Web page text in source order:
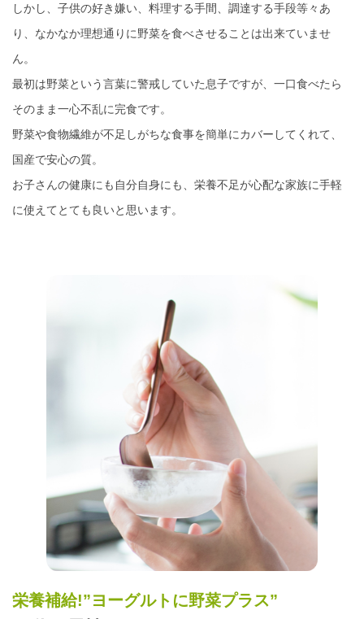
しかし、子供の好き嫌い、料理する手間、調達する手段等々あ
り、なかなか理想通りに野菜を食べさせることは出来ていませ
ん。
最初は野菜という言葉に警戒していた息子ですが、一口食べたら
そのまま一心不乱に完食です。
野菜や食物繊維が不足しがちな食事を簡単にカバーしてくれて、
国産で安心の質。
お子さんの健康にも自分自身にも、栄養不足が心配な家族に手軽
に使えてとても良いと思います。
栄養補給!”ヨーグルトに野菜プラス”